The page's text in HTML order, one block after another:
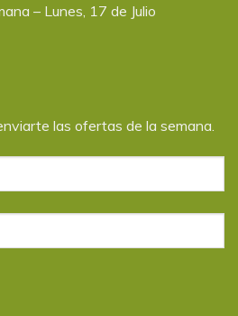
– Lunes, 17 de Julio
las ofertas de la semana.